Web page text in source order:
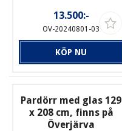
13.500:-
OV-20240801-03
KÖP NU
Pardörr med glas 129
x 208 cm, finns på
Överjärva